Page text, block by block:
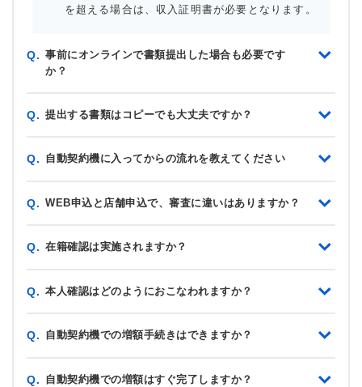
を超える場合は、収入証明書が必要となります。
Q. 事前にオンラインで書類提出した場合も必要です
か？
Q. 提出する書類はコピーでも大丈夫ですか？
Q. 自動契約機に入ってからの流れを教えてください
Q. WEB申込と店舗申込で、審査に違いはありますか？
Q. 在籍確認は実施されますか？
Q. 本人確認はどのようにおこなわれますか？
Q. 自動契約機での増額手続きはできますか？
Q. 自動契約機での増額はすぐ完了しますか？